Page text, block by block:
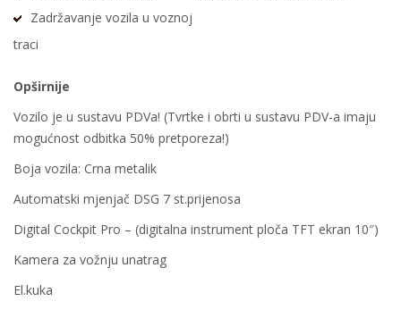
Zadržavanje vozila u voznoj
traci
Opširnije
Vozilo je u sustavu PDVa! (Tvrtke i obrti u sustavu PDV-a imaju
mogućnost odbitka 50% pretporeza!)
Boja vozila: Crna metalik
Automatski mjenjač DSG 7 st.prijenosa
Digital Cockpit Pro – (digitalna instrument ploča TFT ekran 10″)
Kamera za vožnju unatrag
El.kuka